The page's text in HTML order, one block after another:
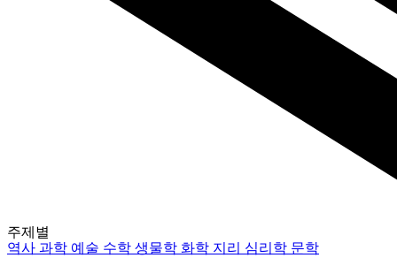
주제별
역사과학 예술 수학생물학 화학 지리 심리학 문학